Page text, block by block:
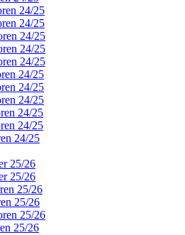
24/25
24/25
24/25
24/25
24/25
24/25
24/25
24/25
24/25
24/25
24/25
25/26
25/26
25/26
25/26
25/26
25/26